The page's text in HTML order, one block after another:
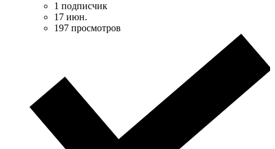
1 подписчик
17 июн.
197 просмотров